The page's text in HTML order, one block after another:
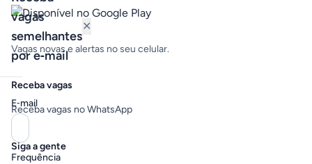
vagas
semelhantes
por e‑mail
✕
E‑mail
Frequência
Vagas novas e alertas no seu celular.
Receba vagas
Receba vagas no WhatsApp
Siga a gente